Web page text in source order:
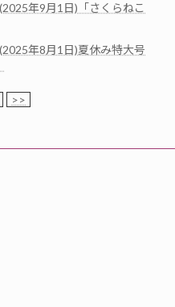
年9月1日)「さくらねこ
年8月1日)夏休み特大号
>>